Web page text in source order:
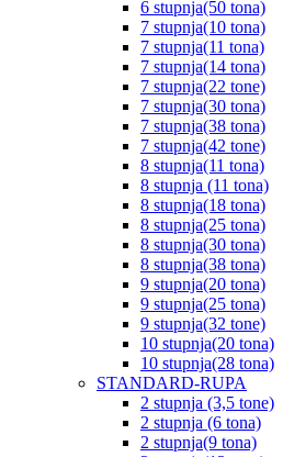
6 stupnja(50 tona)
7 stupnja(10 tona)
7 stupnja(11 tona)
7 stupnja(14 tona)
7 stupnja(22 tone)
7 stupnja(30 tona)
7 stupnja(38 tona)
7 stupnja(42 tone)
8 stupnja(11 tona)
8 stupnja (11 tona)
8 stupnja(18 tona)
8 stupnja(25 tona)
8 stupnja(30 tona)
8 stupnja(38 tona)
9 stupnja(20 tona)
9 stupnja(25 tona)
9 stupnja(32 tone)
10 stupnja(20 tona)
10 stupnja(28 tona)
STANDARD-RUPA
2 stupnja (3,5 tone)
2 stupnja (6 tona)
2 stupnja(9 tona)